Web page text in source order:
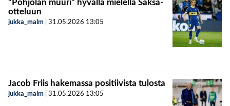
”Pohjolan muuri” hyvällä mielellä Saksa-
otteluun
jukka_malm 31.05.2026 13:05
Jacob Friis hakemassa positiivista tulosta
jukka_malm 31.05.2026 13:05